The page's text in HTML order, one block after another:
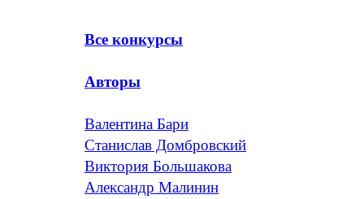
Все конкурсы
Авторы
Валентина Бари
Станислав Домбровский
Виктория Большакова
Александр Малинин